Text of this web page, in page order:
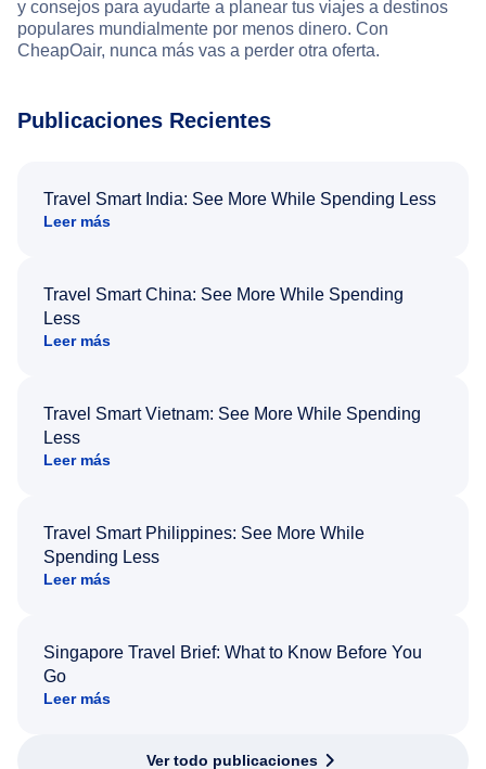
y consejos para ayudarte a planear tus viajes a destinos
populares mundialmente por menos dinero. Con
CheapOair, nunca más vas a perder otra oferta.
Publicaciones Recientes
Travel Smart India: See More While Spending Less
Leer más
Travel Smart China: See More While Spending
Less
Leer más
Travel Smart Vietnam: See More While Spending
Less
Leer más
Travel Smart Philippines: See More While
Spending Less
Leer más
Singapore Travel Brief: What to Know Before You
Go
Leer más
Ver todo publicaciones